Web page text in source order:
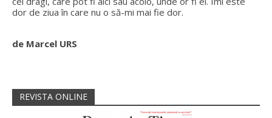
dor de ziua în care nu o să-mi mai fie dor.
de Marcel URS
REVISTA ONLINE